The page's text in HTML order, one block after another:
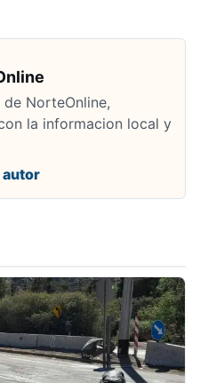
NorteOnline,
la informacion local y
autor